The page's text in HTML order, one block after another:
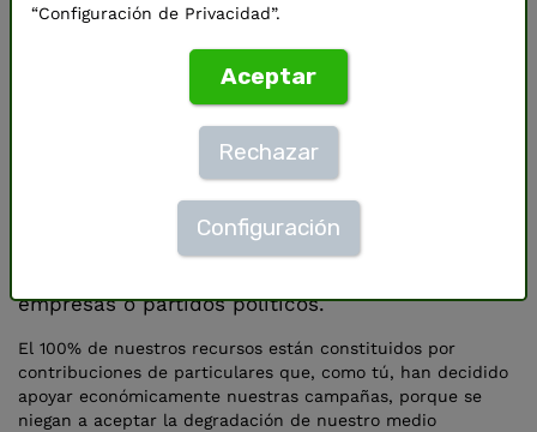
Para preservar nuestra independencia y nuestra
libertad de acción, no aceptamos subvenciones
empresas o partidos políticos.
El 100% de nuestros recursos están constituidos por
contribuciones de particulares que, como tú, han decidido
apoyar económicamente nuestras campañas, porque se
niegan a aceptar la degradación de nuestro medio
“Configuración de Privacidad”.
Aceptar
Rechazar
Configuración